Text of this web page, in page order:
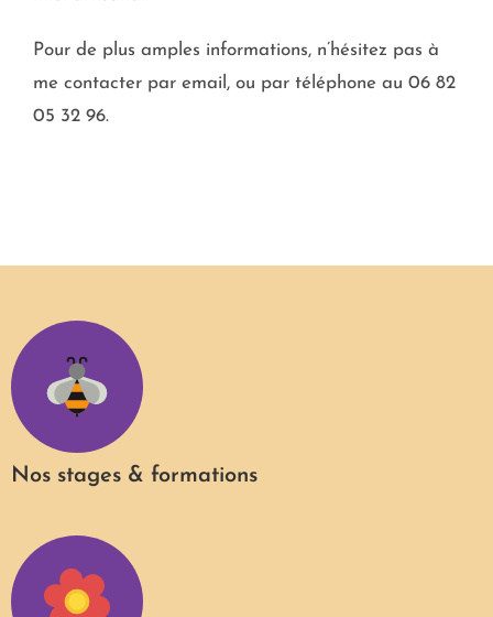
Pour de plus amples informations, n’hésitez pas à
me contacter par email, ou par téléphone au 06 82
05 32 96.
Nos stages & formations